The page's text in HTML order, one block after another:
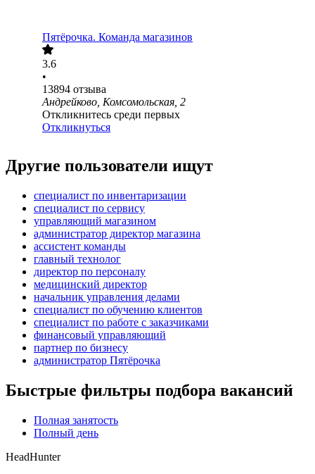
Пятёрочка. Команда магазинов
3.6
•
13894 отзыва
Андрейково, Комсомольская, 2
Откликнитесь среди первых
Откликнуться
Другие пользователи ищут
специалист по инвентаризации
специалист по сервису
управляющий магазином
администратор директор магазина
ассистент команды
главный технолог
директор по персоналу
медицинский директор
начальник управления делами
специалист по обучению клиентов
специалист по работе с заказчиками
финансовый управляющий
партнер по бизнесу
администратор Пятёрочка
Быстрые фильтры подбора вакансий
Полная занятость
Полный день
HeadHunter